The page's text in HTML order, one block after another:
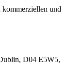
und
D04 E5W5,